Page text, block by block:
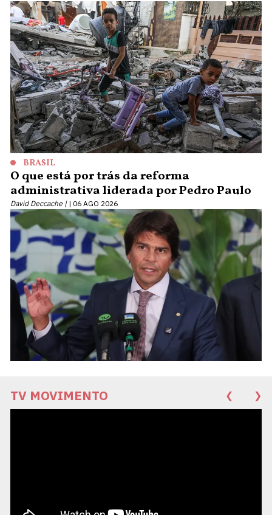
BRASIL
O que está por trás da reforma
administrativa liderada por Pedro Paulo
David Deccache | 06 AGO 2026
TV MOVIMENTO ❮ ❯